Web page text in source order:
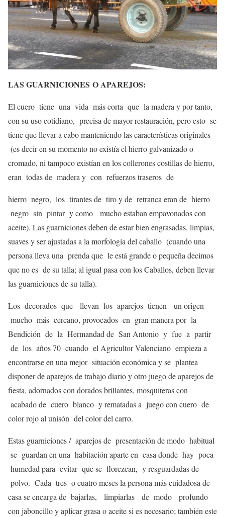
LAS GUARNICIONES O APAREJOS:
El cuero tiene una vida más corta que la madera y por tanto,
con su uso cotidiano, precisa de mayor restauración, pero esto se
tiene que llevar a cabo manteniendo las características originales
(es decir en su momento no existía el hierro galvanizado o
cromado, ni tampoco existían en los collerones costillas de hierro,
eran todas de madera y con refuerzos traseros de
hierro negro, los tirantes de tiro y de retranca eran de hierro
negro sin pintar y como mucho estaban empavonados con
aceite). Las guarniciones deben de estar bien engrasadas, limpias,
suaves y ser ajustadas a la morfología del caballo (cuando una
persona lleva una prenda que le está grande o pequeña decimos
que no es de su talla; al igual pasa con los Caballos, deben llevar
las guarniciones de su talla).
Los decorados que llevan los aparejos tienen un origen
mucho más cercano, provocados en gran manera por la
Bendición de la Hermandad de San Antonio y fue a partir
de los años 70 cuando el Agricultor Valenciano empieza a
encontrarse en una mejor situación económica y se plantea
disponer de aparejos de trabajo diario y otro juego de aparejos de
fiesta, adornados con dorados brillantes, mosquiteras con
acabado de cuero blanco y rematadas a juego con cuero de
color rojo al unisón del color del carro.
Estas guarniciones / aparejos de presentación de modo habitual
se guardan en una habitación aparte en casa donde hay poca
humedad para evitar que se florezcan, y resguardadas de
polvo. Cada tres o cuatro meses la persona más cuidadosa de
casa se encarga de bajarlas, limpiarlas de modo profundo
con jaboncillo y aplicar grasa o aceite si es necesario; también este